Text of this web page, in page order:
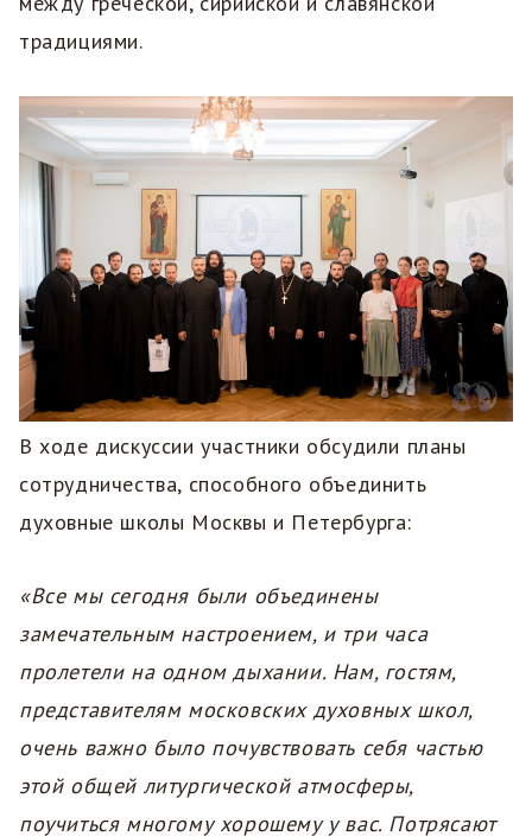
традициями.
В ходе дискуссии участники обсудили планы
сотрудничества, способного объединить
духовные школы Москвы и Петербурга:
«Все мы сегодня были объединены
замечательным настроением, и три часа
пролетели на одном дыхании. Нам, гостям,
представителям московских духовных школ,
очень важно было почувствовать себя частью
этой общей литургической атмосферы,
поучиться многому хорошему у вас. Потрясают